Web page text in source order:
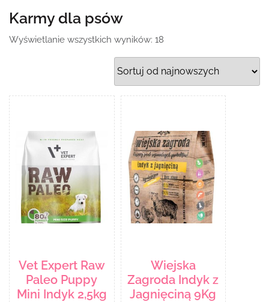
Karmy dla psów
Wyświetlanie wszystkich wyników: 18
według
najnowszych
Vet Expert Raw
Paleo Puppy
Mini Indyk 2,5kg
Wiejska
Zagroda Indyk z
Jagnięciną 9Kg